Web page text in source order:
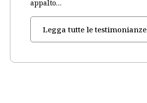
appalto…
Legga tutte le testimonianze